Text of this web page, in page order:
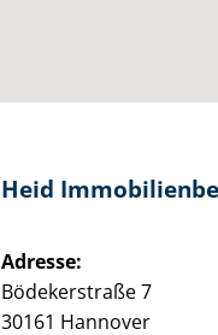
Heid
Adresse:
Bödekerstraße 7
30161 Hannover